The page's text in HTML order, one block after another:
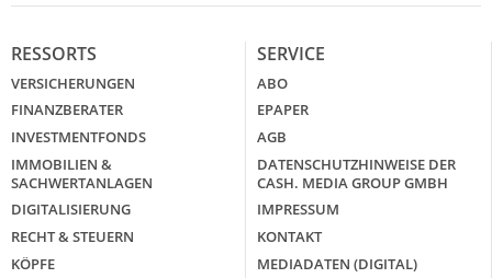
RESSORTS
VERSICHERUNGEN
FINANZBERATER
INVESTMENTFONDS
IMMOBILIEN &
SACHWERTANLAGEN
DIGITALISIERUNG
RECHT & STEUERN
KÖPFE
SERVICE
ABO
EPAPER
AGB
DATENSCHUTZHINWEISE DER
CASH. MEDIA GROUP GMBH
IMPRESSUM
KONTAKT
MEDIADATEN (DIGITAL)